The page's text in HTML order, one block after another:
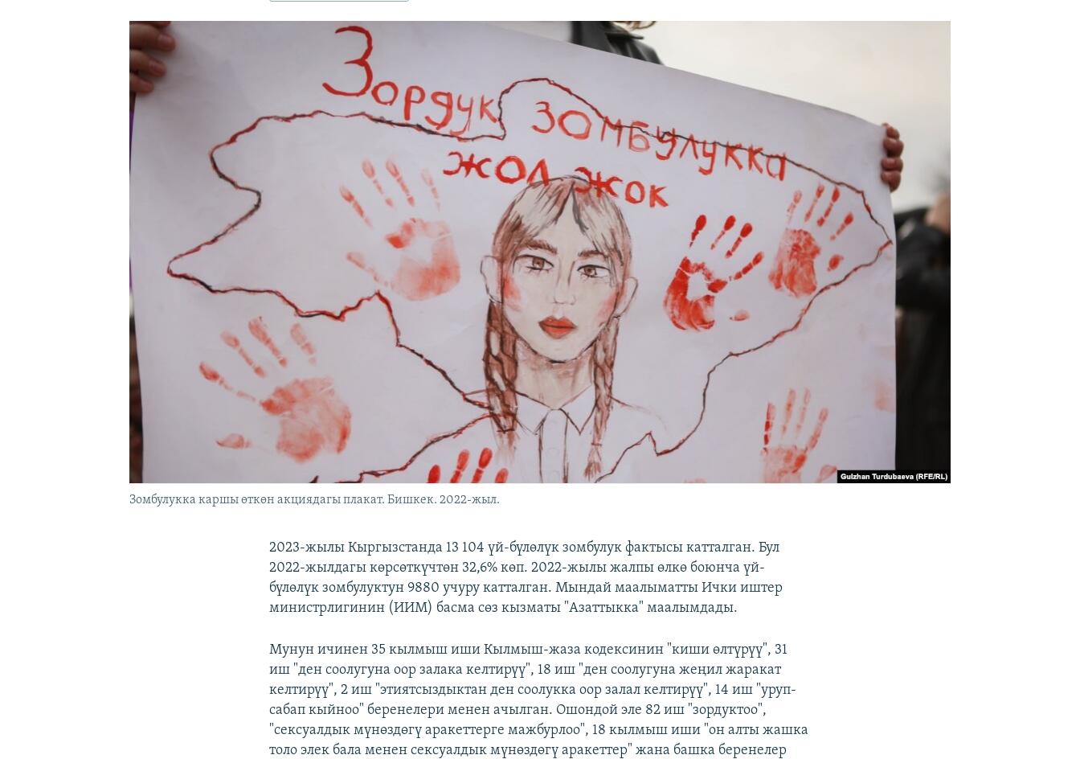
ЫҢГАЙСЫЗ СУРООЛОР
Зомбулукка каршы өткөн акциядагы плакат. Бишкек. 2022-жыл.
2023-жылы Кыргызстанда 13 104 үй-бүлөлүк зомбулук фактысы катталган. Бул
2022-жылдагы көрсөткүчтөн 32,6% көп. 2022-жылы жалпы өлкө боюнча үй-
бүлөлүк зомбулуктун 9880 учуру катталган. Мындай маалыматты Ички иштер
министрлигинин (ИИМ) басма сөз кызматы "Азаттыкка" маалымдады.
Мунун ичинен 35 кылмыш иши Кылмыш-жаза кодексинин "киши өлтүрүү", 31
иш "ден соолугуна оор залака келтирүү", 18 иш "ден соолугуна жеңил жаракат
келтирүү", 2 иш "этиятсыздыктан ден соолукка оор залал келтирүү", 14 иш "уруп-
сабап кыйноо" беренелери менен ачылган. Ошондой эле 82 иш "зордуктоо",
"сексуалдык мүнөздөгү аракеттерге мажбурлоо", 18 кылмыш иши "он алты жашка
толо элек бала менен сексуалдык мүнөздөгү аракеттер" жана башка беренелер